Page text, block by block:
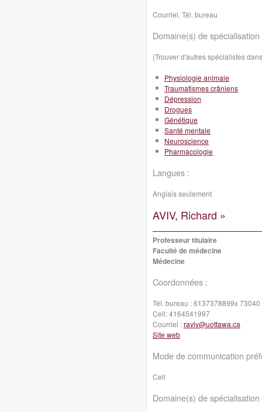
Courriel, Tél. bureau
Domaine(s) de spécialisation
(Trouver d'autres spécialistes
Physiologie animale
Traumatismes crâniens
Dépression
Drogues
Génétique
Santé mentale
Neuroscience
Pharmacologie
Langues :
Anglais seulement
AVIV, Richard »
Professeur titulaire
Faculté de médecine
Médecine
Coordonnées :
Tél. bureau :6137378899x 73040
Cell:4164541997
Courriel :raviv@uottawa.ca
Site web
Mode de communication
Cell
Domaine(s) de spécialisation